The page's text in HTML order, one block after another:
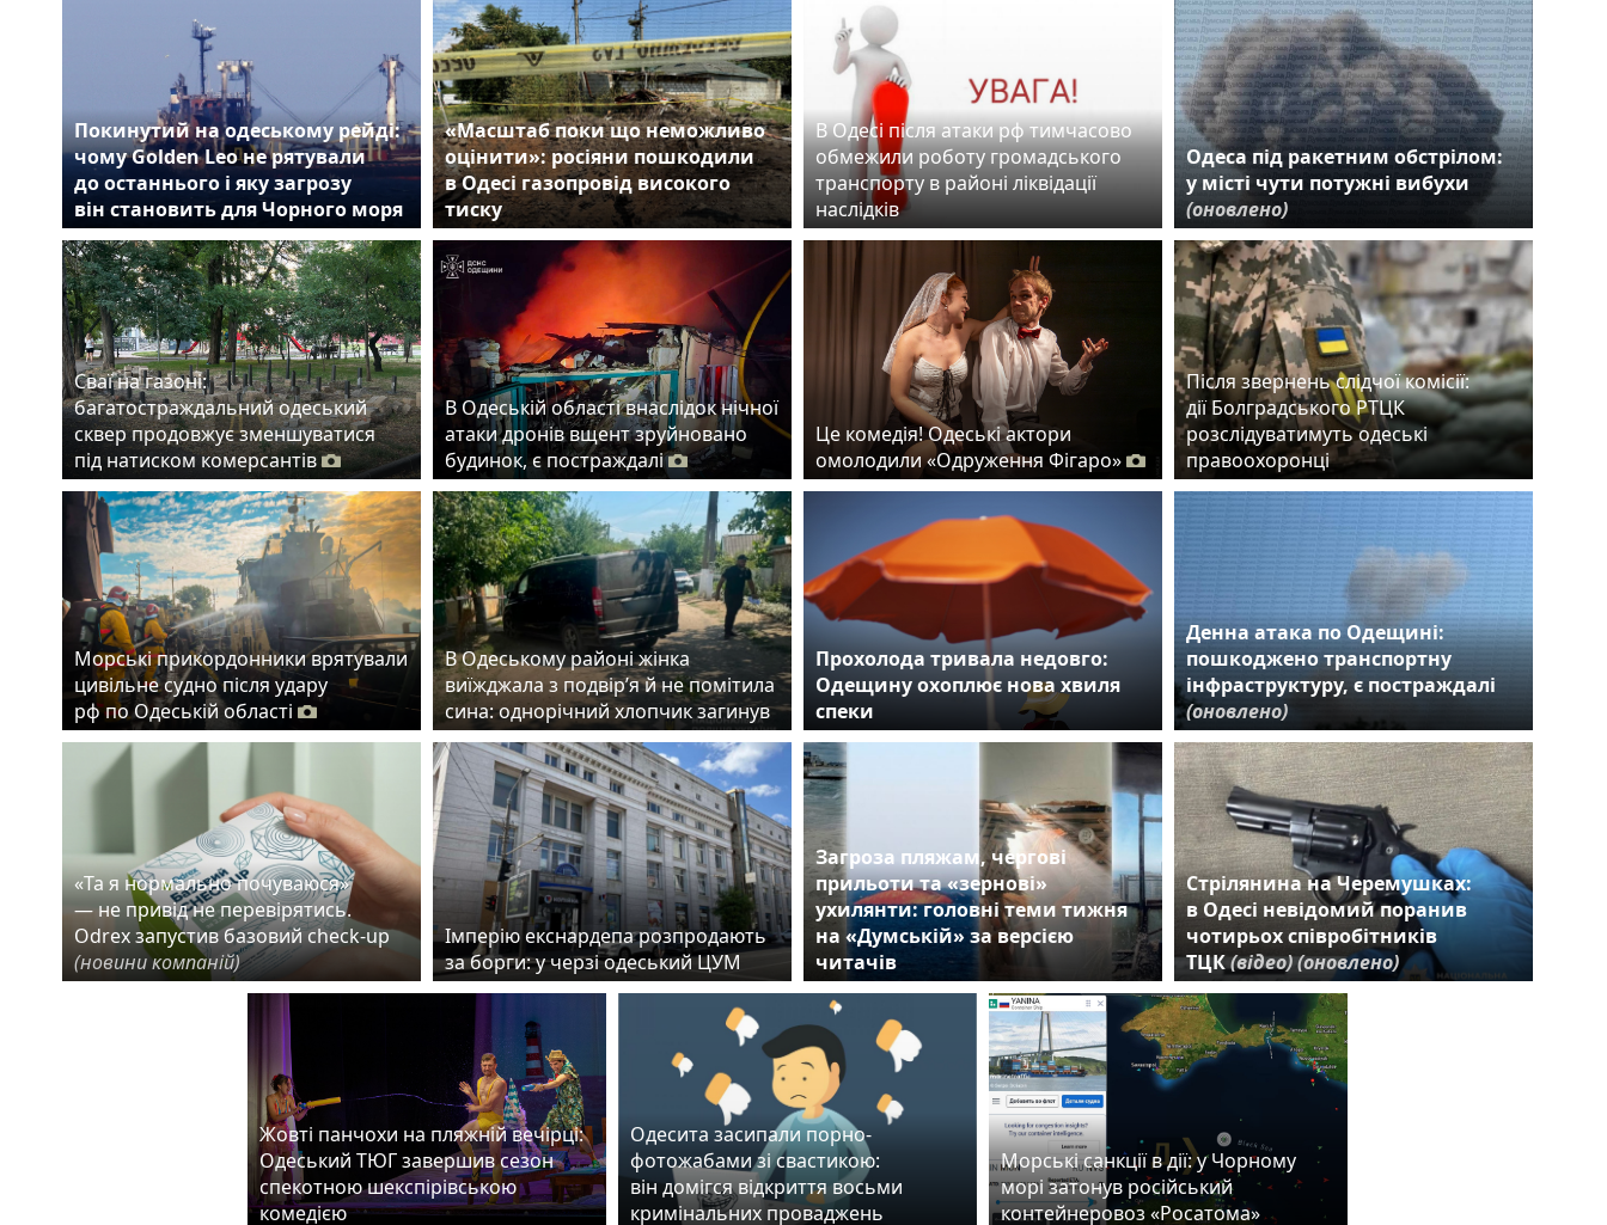
Покинутий на одеському рейді:
чому Golden Leo не рятували
до останнього і яку загрозу
він становить для Чорного моря
«Масштаб поки що неможливо
оцінити»: росіяни пошкодили
в Одесі газопровід високого
тиску
В Одесі після атаки рф тимчасово
обмежили роботу громадського
транспорту в районі ліквідації
наслідків
Одеса під ракетним обстрілом:
у місті чути потужні вибухи
(оновлено)
Сваї на газоні:
багатостраждальний одеський
сквер продовжує зменшуватися
під натиском комерсантів
В Одеській області внаслідок нічної
атаки дронів вщент зруйновано
будинок, є постраждалі
Це комедія! Одеські актори
омолодили «Одруження Фігаро»
Після звернень слідчої комісії:
дії Болградського РТЦК
розслідуватимуть одеські
правоохоронці
Морські прикордонники врятували
цивільне судно після удару
рф по Одеській області
В Одеському районі жінка
виїжджала з подвір’я й не помітила
сина: однорічний хлопчик загинув
Прохолода тривала недовго:
Одещину охоплює нова хвиля
спеки
Денна атака по Одещині:
пошкоджено транспортну
інфраструктуру, є постраждалі
(оновлено)
«Та я нормально почуваюся»
— не привід не перевірятись.
Odrex запустив базовий check-up
(новини компаній)
Імперію екснардепа розпродають
за борги: у черзі одеський ЦУМ
Загроза пляжам, чергові
прильоти та «зернові»
ухилянти: головні теми тижня
на «Думській» за версією
читачів
Стрілянина на Черемушках:
в Одесі невідомий поранив
чотирьох співробітників
ТЦК(відео)(оновлено)
Жовті панчохи на пляжній вечірці:
Одеський ТЮГ завершив сезон
спекотною шекспірівською
комедією
Одесита засипали порно-
фотожабами зі свастикою:
він домігся відкриття восьми
кримінальних проваджень
Морські санкції в дії: у Чорному
морі затонув російський
контейнеровоз «Росатома»